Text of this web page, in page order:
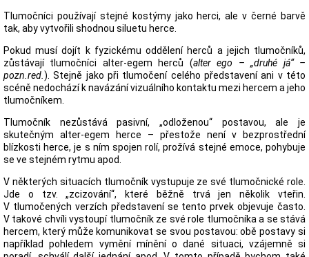
Tlumočníci používají stejné kostýmy jako herci, ale v černé barvě
tak, aby vytvořili shodnou siluetu herce.
Pokud musí dojít k fyzickému oddělení herců a jejich tlumočníků,
zůstávají tlumočníci alter-egem herců (alter ego – „druhé já“ –
pozn.red. ). Stejně jako při tlumočení celého představení ani v této
scéně nedochází k navázání vizuálního kontaktu mezi hercem a jeho
tlumočníkem.
Tlumočník nezůstává pasivní, „odloženou“ postavou, ale je
skutečným alter-egem herce – přestože není v bezprostřední
blízkosti herce, je s ním spojen rolí, prožívá stejné emoce, pohybuje
se ve stejném rytmu apod.
V některých situacích tlumočník vystupuje ze své tlumočnické role.
Jde o tzv. „zcizování“, které běžně trvá jen několik vteřin.
V tlumočených verzích představení se tento prvek objevuje často.
V takové chvíli vystoupí tlumočník ze své role tlumočníka a se stává
hercem, který může komunikovat se svou postavou: obě postavy si
například pohledem vymění mínění o dané situaci, vzájemně si